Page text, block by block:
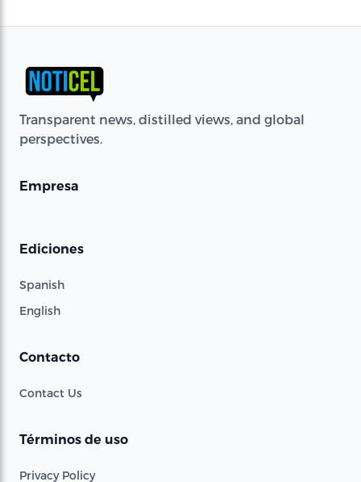
Transparent news, distilled views, and global
perspectives.
Empresa
Ediciones
Spanish
English
Contacto
Contact Us
Términos de uso
Privacy Policy